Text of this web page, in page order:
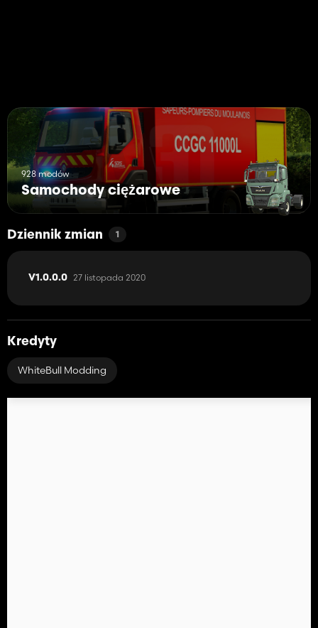
928 modów
Samochody ciężarowe
Dziennik zmian 1
V1.0.0.0 27 listopada 2020
Kredyty
WhiteBull Modding